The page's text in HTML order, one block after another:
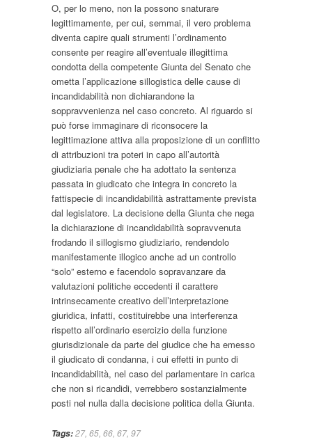
O, per lo meno, non la possono snaturare
legittimamente, per cui, semmai, il vero problema
diventa capire quali strumenti l’ordinamento
consente per reagire all’eventuale illegittima
condotta della competente Giunta del Senato che
ometta l’applicazione sillogistica delle cause di
incandidabilità non dichiarandone la
soppravvenienza nel caso concreto. Al riguardo si
può forse immaginare di riconsocere la
legittimazione attiva alla proposizione di un conflitto
di attribuzioni tra poteri in capo all’autorità
giudiziaria penale che ha adottato la sentenza
passata in giudicato che integra in concreto la
fattispecie di incandidabilità astrattamente prevista
dal legislatore. La decisione della Giunta che nega
la dichiarazione di incandidabilità sopravvenuta
frodando il sillogismo giudiziario, rendendolo
manifestamente illogico anche ad un controllo
“solo” esterno e facendolo sopravanzare da
valutazioni politiche eccedenti il carattere
intrinsecamente creativo dell’interpretazione
giuridica, infatti, costituirebbe una interferenza
rispetto all’ordinario esercizio della funzione
giurisdizionale da parte del giudice che ha emesso
il giudicato di condanna, i cui effetti in punto di
incandidabilità, nel caso del parlamentare in carica
che non si ricandidi, verrebbero sostanzialmente
posti nel nulla dalla decisione politica della Giunta.
Tags:27, 65 66 67, 97